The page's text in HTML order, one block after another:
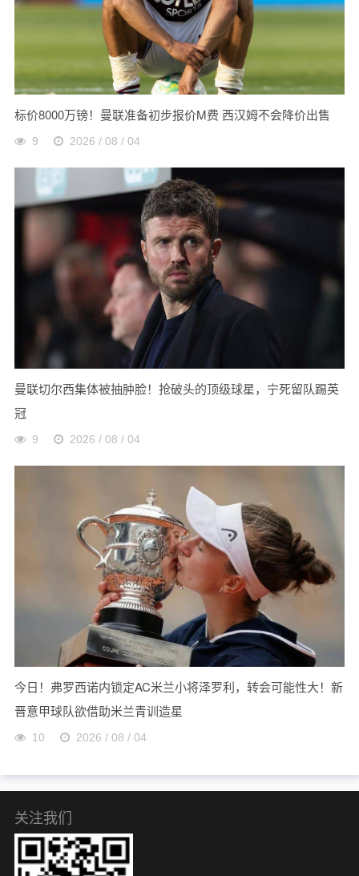
标价8000万镑！曼联准备初步报价M费 西汉姆不会降价出售
9 2026 / 08 / 04
曼联切尔西集体被抽肿脸！抢破头的顶级球星，宁死留队踢英
冠
9 2026 / 08 / 04
今日！弗罗西诺内锁定AC米兰小将泽罗利，转会可能性大！新
晋意甲球队欲借助米兰青训造星
10 2026 / 08 / 04
关注我们